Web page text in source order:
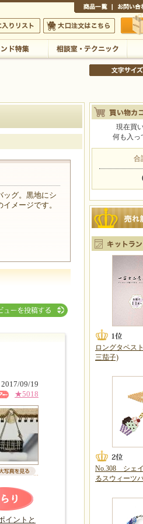
リスト 大口注文はこちら 買い
店舗
ッグ。黒地にシ
メージです。
09/19
★5018
イントと
現在買
何も入っ
合
ロングタペス
三茄子)
No.308 シェ
るスウィーツ